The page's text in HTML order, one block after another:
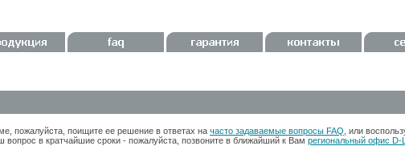
пожалуйста, поищите ее решение в ответах на часто задаваемые вопросы FAQ , или
в кратчайшие сроки - пожалуйста, позвоните в ближайший к Вам региональный офис D-